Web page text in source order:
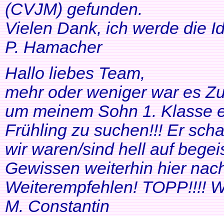
(CVJM) gefunden.
Vielen Dank, ich werde die
P. Hamacher
Hallo liebes Team,
mehr oder weniger war es
um meinem Sohn 1. Klasse
Frühling zu suchen!!! Er
wir waren/sind hell auf
Gewissen weiterhin hier
Weiterempfehlen! TOPP!!!!
M. Constantin